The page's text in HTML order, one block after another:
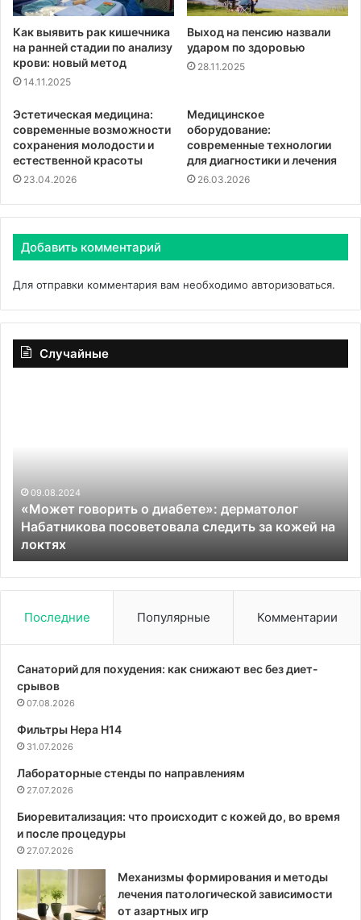
Как выявить рак кишечника
на ранней стадии по анализу
крови: новый метод
14.11.2025
Выход на пенсию назвали
ударом по здоровью
28.11.2025
Эстетическая медицина:
современные возможности
сохранения молодости и
естественной красоты
23.04.2026
Медицинское
оборудование:
современные технологии
для диагностики и лечения
26.03.2026
Добавить комментарий
Для отправки комментария вам необходимо авторизоваться.
Случайные
посоветовала
следить
за
кожей
на
локтях
09.08.2024
«Может говорить о диабете»: дерматолог
Набатникова посоветовала следить за кожей на
локтях
Последние Популярные Комментарии
Санаторий для похудения: как снижают вес без диет-
срывов
07.08.2026
Фильтры Hepa Н14
31.07.2026
Лабораторные стенды по направлениям
27.07.2026
Биоревитализация: что происходит с кожей до, во время
и после процедуры
27.07.2026
Механизмы формирования и методы
лечения патологической зависимости
от азартных игр